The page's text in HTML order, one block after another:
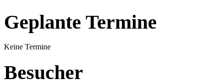
Geplante Termine
Keine Termine
Besucher